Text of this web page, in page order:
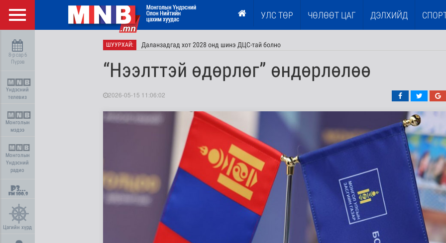
УЛС ТӨР ЧӨЛӨӨТ ЦАГ ДЭЛХИЙД
8-р сар 6
Пүрэв
Үндэсний
телевиз
Монголын
мэдээ
Монголын
Үндэсний
радио
Цагийн хүрд
ШУУРХАЙ: Даланзадгад хот 2028 онд шинэ ДЦС-тай болно
“Нээлттэй өдөрлөг” өндөрлөлөө
2026-05-15 11:06:02